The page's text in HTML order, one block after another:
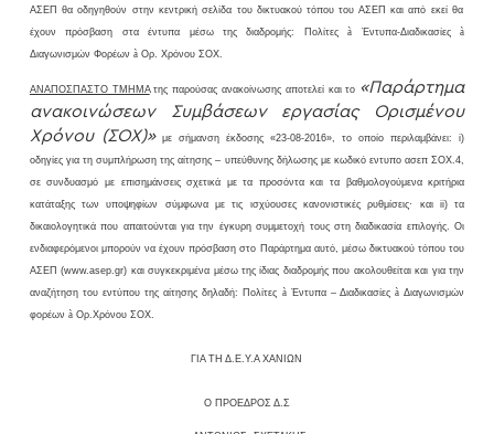
ΑΣΕΠ θα οδηγηθούν στην κεντρική σελίδα του δικτυακού τόπου του ΑΣΕΠ και από εκεί θα
έχουν πρόσβαση στα έντυπα μέσω της διαδρομής: Πολίτεςà Έντυπα-Διαδικασίεςà
Διαγωνισμών Φορέων àΟρ. Χρόνου ΣΟΧ.
ΑΝΑΠΟΣΠΑΣΤΟ ΤΜΗΜΑτης παρούσας ανακοίνωσης αποτελεί και το «Παράρτημα
ανακοινώσεων Συμβάσεων εργασίας Ορισμένου
Χρόνου (ΣΟΧ)»με σήμανση έκδοσης «23-08-2016», το οποίο περιλαμβάνει:i)
οδηγίες για τη συμπλήρωση της αίτησης – υπεύθυνης δήλωσης με κωδικό εντυπο ασεπ ΣΟΧ.4,
σε συνδυασμό με επισημάνσεις σχετικά με τα προσόντα και τα βαθμολογούμενα κριτήρια
κατάταξης των υποψηφίων σύμφωνα με τις ισχύουσες κανονιστικές ρυθμίσεις· και ii) τα
δικαιολογητικά που απαιτούνται για την έγκυρη συμμετοχή τους στη διαδικασία επιλογής. Οι
ενδιαφερόμενοι μπορούν να έχουν πρόσβαση στο Παράρτημα αυτό, μέσω δικτυακού τόπου του
ΑΣΕΠ (www.asep.gr) και συγκεκριμένα μέσω της ίδιας διαδρομής που ακολουθείται και για την
αναζήτηση του εντύπου της αίτησης δηλαδή: Πολίτες àΈντυπα – Διαδικασίεςà Διαγωνισμών
φορέων àΟρ.Χρόνου ΣΟΧ.
ΓΙΑ ΤΗ Δ.Ε.Υ.Α ΧΑΝΙΩΝ
Ο ΠΡΟΕΔΡΟΣ Δ.Σ